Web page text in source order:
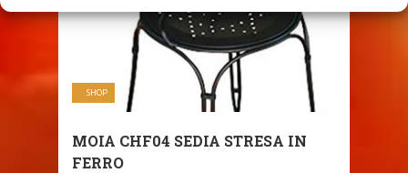
SHOP
MOIA CHF04 SEDIA STRESA IN
FERRO